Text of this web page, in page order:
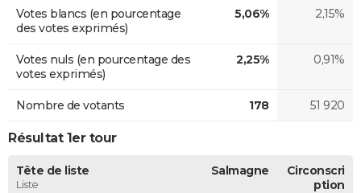
Votes blancs (en pourcentage
des votes exprimés)
5,06% 2,15%
Votes nuls (en pourcentage des
votes exprimés)
2,25% 0,91%
Nombre de votants 178 51 920
Résultat 1er tour
Tête de liste
Liste
Salmagne
Circonscri
ption